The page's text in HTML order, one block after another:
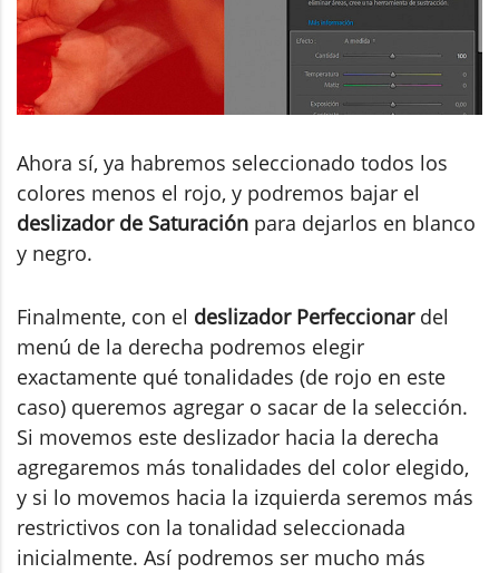
Ahora sí, ya habremos seleccionado todos los
colores menos el rojo, y podremos bajar el
deslizador de Saturación para dejarlos en blanco
y negro.
Finalmente, con el deslizador Perfeccionardel
menú de la derecha podremos elegir
exactamente qué tonalidades (de rojo en este
caso) queremos agregar o sacar de la selección.
Si movemos este deslizador hacia la derecha
agregaremos más tonalidades del color elegido,
y si lo movemos hacia la izquierda seremos más
restrictivos con la tonalidad seleccionada
inicialmente. Así podremos ser mucho más